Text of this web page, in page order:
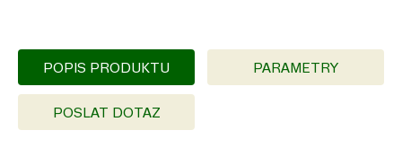
POPIS PRODUKTU PARAMETRY
POSLAT DOTAZ